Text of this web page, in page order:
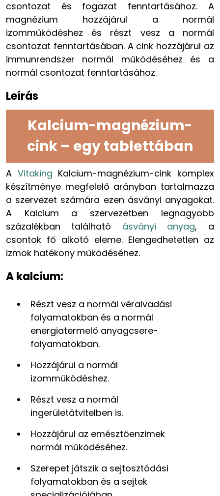
csontozat és fogazat fenntartásához. A
magnézium hozzájárul a normál
izomműködéshez és részt vesz a normál
csontozat fenntartásában. A cink hozzájárul az
immunrendszer normál működéséhez és a
normál csontozat fenntartásához.
Leírás
Kalcium-magnézium-
cink – egy tablettában
A Vitaking Kalcium-magnézium-cink komplex
készítménye megfelelő arányban tartalmazza
a szervezet számára ezen ásványi anyagokat.
A Kalcium a szervezetben legnagyobb
százalékban található ásványi anyag, a
csontok fő alkotó eleme. Elengedhetetlen az
izmok hatékony működéséhez.
A kalcium:
Részt vesz a normál véralvadási
folyama­tokban és a normál
energiatermelő anyagcsere-
folyamatokban.
Hozzájárul a normál
izomműködéshez.
Részt vesz a normál
ingerületátvitelben is.
Hozzájárul az emésztőenzimek
normál működéséhez.
Szerepet játszik a sejtosztódási
folyamatokban és a sejtek